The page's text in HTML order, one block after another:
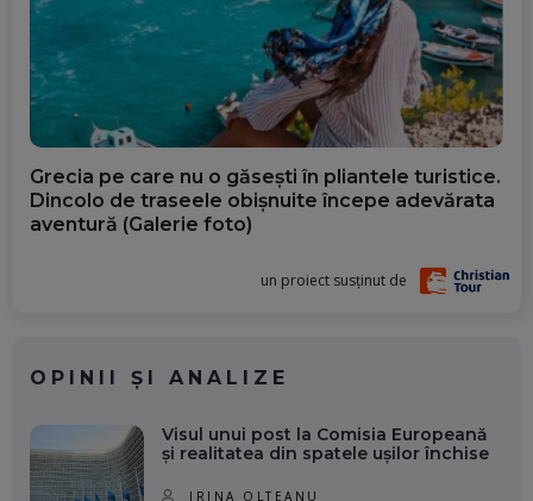
Grecia pe care nu o găsești în pliantele turistice.
Dincolo de traseele obișnuite începe adevărata
aventură (Galerie foto)
un proiect susținut de
OPINII ȘI ANALIZE
Visul unui post la Comisia Europeană
și realitatea din spatele ușilor închise
IRINA OLTEANU